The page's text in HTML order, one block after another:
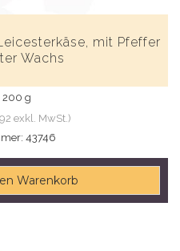
mit Pfeffer
Wachs
200 g
exkl. MwSt.)
43746
Warenkorb